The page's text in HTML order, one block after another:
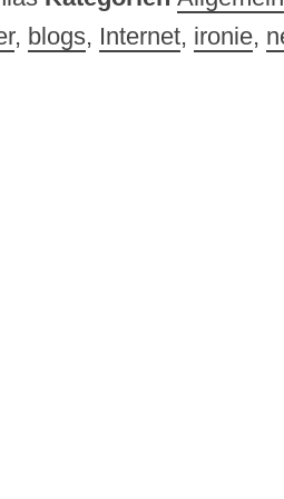
, blogs, Internet, ironie,